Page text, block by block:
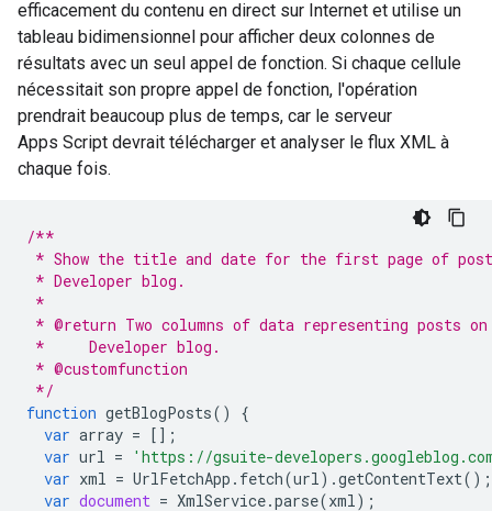
efficacement du contenu en direct sur Internet et utilise un
tableau bidimensionnel pour afficher deux colonnes de
résultats avec un seul appel de fonction. Si chaque cellule
nécessitait son propre appel de fonction, l'opération
prendrait beaucoup plus de temps, car le serveur
Apps Script devrait télécharger et analyser le flux XML à
chaque fois.
/**
* Show the title and date for the first page of
* Developer blog.
*
* @return Two columns of data representing posts
*     Developer blog.
* @customfunction
*/
function getBlogPosts()
{
var array =
[];
var url =
'https://gsuite-
var xml = UrlFetchApp . fetch(url).getContentText();
var document = XmlService.parse(xml);